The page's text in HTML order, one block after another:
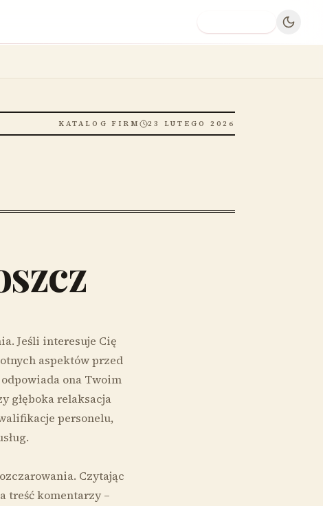
KATALOG FIRM 23 LUTEGO 2026
Jeśli interesuje Cię
aspektów przed
ona Twoim
głęboka relaksacja
personelu,
Czytając
treść komentarzy –